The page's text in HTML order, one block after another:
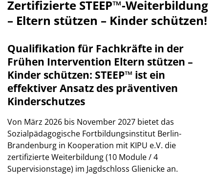
Zertifizierte STEEP™-Weiterbildung
– Eltern stützen – Kinder schützen!
Qualifikation für Fachkräfte in der
Frühen Intervention Eltern stützen –
Kinder schützen: STEEP™ ist ein
effektiver Ansatz des präventiven
Kinderschutzes
Von März 2026 bis November 2027 bietet das
Sozialpädagogische Fortbildungsinstitut Berlin-
Brandenburg in Kooperation mit KIPU e.V. die
zertifizierte Weiterbildung (10 Module / 4
Supervisionstage) im Jagdschloss Glienicke an.